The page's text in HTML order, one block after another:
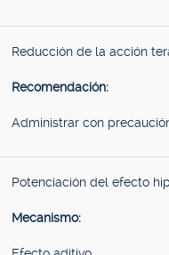
Reducción de la acción
Recomendación:
Administrar con
Potenciación del efecto
Mecanismo: